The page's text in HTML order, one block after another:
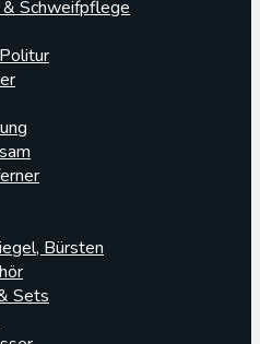
Schweifpflege
Bürsten
Sets